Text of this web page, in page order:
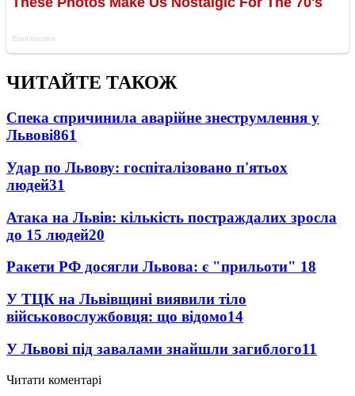
ЧИТАЙТЕ ТАКОЖ
Спека спричинила аварійне знеструмлення у
Львові861
Удар по Львову: госпіталізовано п'ятьох
людей31
Атака на Львів: кількість постраждалих зросла
до 15 людей20
Ракети РФ досягли Львова: є "прильоти" 18
У ТЦК на Львівщині виявили тіло
військовослужбовця: що відомо14
У Львові під завалами знайшли загиблого11
Читати коментарі